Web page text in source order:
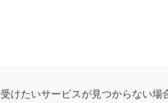
受けたいサービスが見つからない場